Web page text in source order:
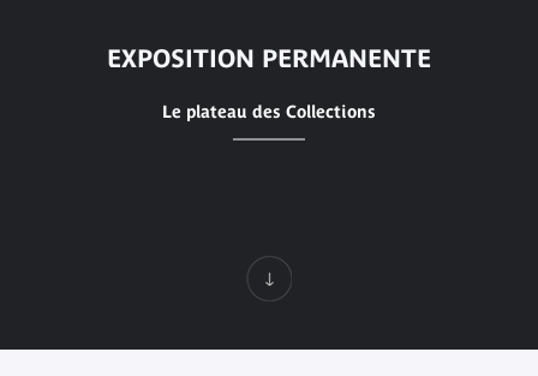
EXPOSITION PERMANENTE
Le plateau des Collections